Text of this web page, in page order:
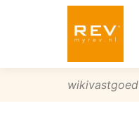
wikivastgoed